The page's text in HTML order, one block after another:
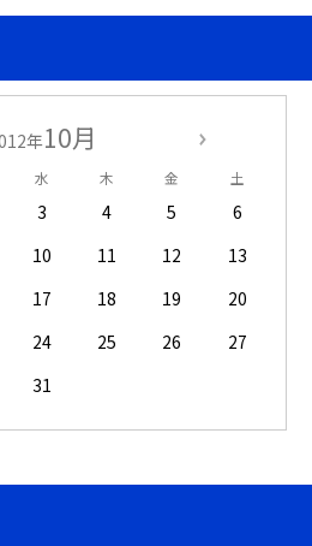
年10月
水 木 金 土
3 4 5
6
10 11 12
13
17 18 19
20
24 25 26
27
31